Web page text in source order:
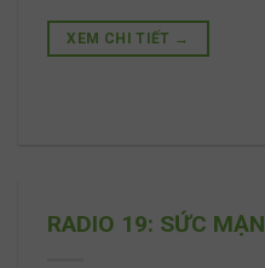
XEM CHI TIẾT →
RADIO 19: SỨC